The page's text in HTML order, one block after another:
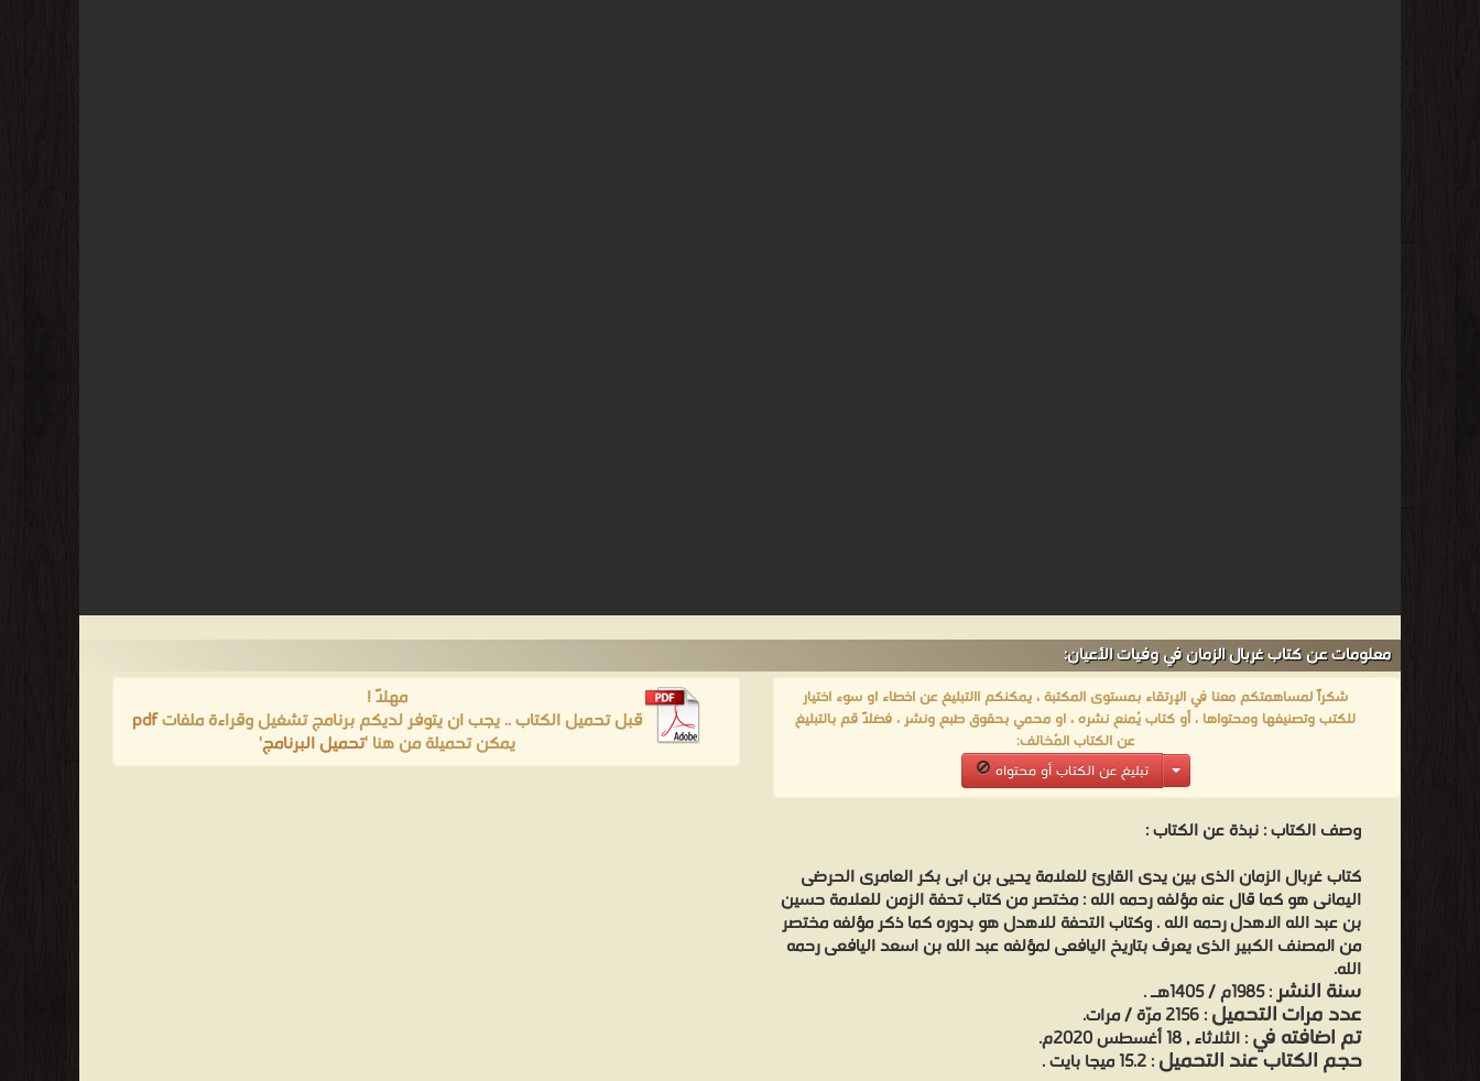
معلومات عن كتاب غربال الزمان في وفيات الأعيان:
شكراً لمساهمتكم معنا في الإرتقاء بمستوى المكتبة ، يمكنكم االتبليغ عن اخطاء او سوء اختيار
للكتب وتصنيفها ومحتواها ، أو كتاب يُمنع نشره ، او محمي بحقوق طبع ونشر ، فضلاً قم بالتبليغ
عن الكتاب المُخالف:
تبليغ عن الكتاب أو محتواه
وصف الكتاب :نبذة عن الكتاب :
كتاب غربال الزمان الذى بين يدى القارئ للعلامة يحيى بن ابى بكر العامرى الحرضى
اليمانى هو كما قال عنه مؤلفه رحمه الله : مختصر من كتاب تحفة الزمن للعلامة حسين
بن عبد الله الاهدل رحمه الله . وكتاب التحفة للاهدل هو بدوره كما ذكر مؤلفه مختصر
من المصنف الكبير الذى يعرف بتاريخ اليافعى لمؤلفه عبد الله بن اسعد اليافعى رحمه
الله.
سنة النشر: 1985م / 1405هـ .
عدد مرات التحميل: 2156 مرّة / مرات.
تم اضافته في: الثلاثاء , 18 أغسطس 2020م.
حجم الكتاب عند التحميل: 15.2 ميجا بايت .
مهلاً !
قبل تحميل الكتاب .. يجب ان يتوفر لديكم برنامج تشغيل وقراءة ملفاتpdf
يمكن تحميلة من هنا 'تحميل البرنامج'